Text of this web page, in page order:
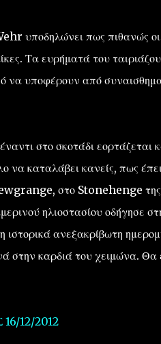
υποδηλώνει πως πιθανώς
Τα ευρήματά του
να υποφέρουν από
στο σκοτάδι εορτάζεται
να καταλάβει κανείς, πως
στο Stonehenge της
ηλιοστασίου οδήγησε
ιστορικά ανεξακρίβωτη
στην καρδιά του χειμώνα. Θα
12/2012